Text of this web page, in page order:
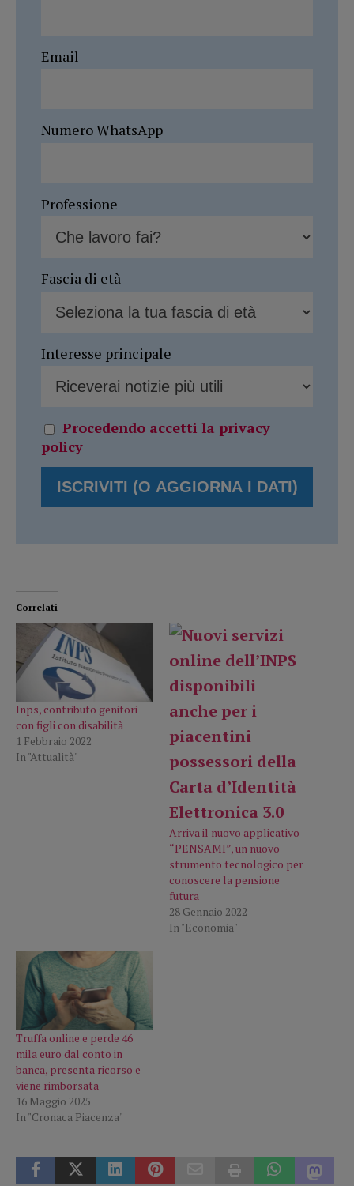
Email
Numero WhatsApp
Professione
Fascia di età
Interesse principale
Procedendo accetti la privacy
policy
Correlati
Inps, contributo genitori
con figli con disabilità
1 Febbraio 2022
In "Attualità"
Arriva il nuovo applicativo
“PENSAMI”, un nuovo
strumento tecnologico per
conoscere la pensione
futura
28 Gennaio 2022
In "Economia"
Truffa online e perde 46
mila euro dal conto in
banca, presenta ricorso e
viene rimborsata
16 Maggio 2025
In "Cronaca Piacenza"